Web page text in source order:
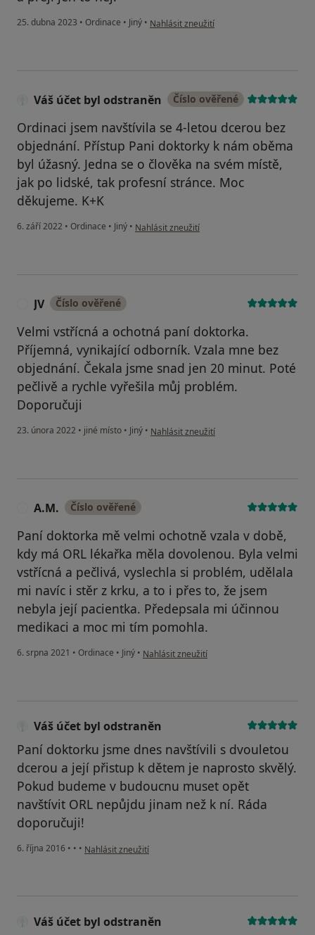
25. dubna 2023 • Ordinace • Jiný • podle názoru uživatele Radka Tomková
Nahlásit zneužití
Váš účet byl odstraněn Číslo ověřené
Ordinaci jsem navštívila se 4-letou dcerou bez
objednání. Přístup Pani doktorky k nám oběma
byl úžasný. Jedna se o člověka na svém místě,
jak po lidské, tak profesní stránce. Moc
děkujeme. K+K
6. září 2022 • Ordinace • Jiný • podle názoru uživatele Váš účet byl odstraněn
Nahlásit zneužití
JV Číslo ověřené
Velmi vstřícná a ochotná paní doktorka.
Příjemná, vynikající odborník. Vzala mne bez
objednání. Čekala jsme snad jen 20 minut. Poté
pečlivě a rychle vyřešila můj problém.
Doporučuji
23. února 2022 • jiné místo • Jiný • podle názoru uživatele JV
Nahlásit zneužití
A.M. Číslo ověřené
Paní doktorka mě velmi ochotně vzala v době,
kdy má ORL lékařka měla dovolenou. Byla velmi
vstřícná a pečlivá, vyslechla si problém, udělala
mi navíc i stěr z krku, a to i přes to, že jsem
nebyla její pacientka. Předepsala mi účinnou
medikaci a moc mi tím pomohla.
6. srpna 2021 • Ordinace • Jiný • podle názoru uživatele A.M.
Nahlásit zneužití
Váš účet byl odstraněn
Paní doktorku jsme dnes navštívili s dvouletou
dcerou a její přistup k dětem je naprosto skvělý.
Pokud budeme v budoucnu muset opět
navštívit ORL nepůjdu jinam než k ní. Ráda
doporučuji!
6. října 2016 • • • podle názoru uživatele Váš účet byl odstraněn
Nahlásit zneužití
Váš účet byl odstraněn